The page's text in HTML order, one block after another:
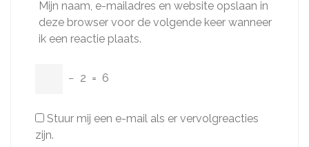
Mijn naam, e-mailadres en website opslaan in
deze browser voor de volgende keer wanneer
ik een reactie plaats.
− 2 = 6
Stuur mij een e-mail als er vervolgreacties
zijn.